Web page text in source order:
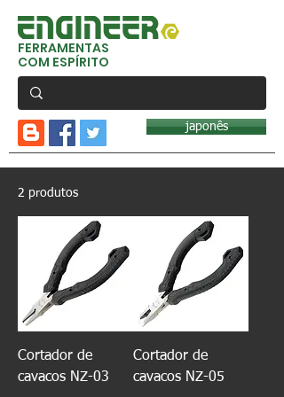
FERRAMENTAS
COM ESPÍRITO
japonês
2 produtos
Cortador de
cavacos NZ-03
Cortador de
cavacos NZ-05